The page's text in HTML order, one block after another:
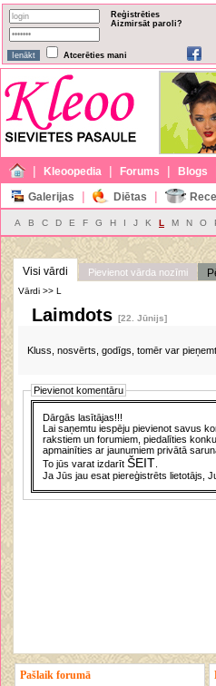
Reģistrēties
Aizmirsāt paroli?
Atcerēties mani
| Kleoopedia | Forums | Blogs
Galerijas | Diētas |
A B C D E F G H I J K L M N O
Visi vārdi Pievienot vārda nozīmi
Vārdi >> L
Laimdots [22. Jūnijs]
Kluss, nosvērts, godīgs, tomēr var
Pievienot komentāru
Dārgās lasītājas!!!
Lai saņemtu iespēju pievienot savus
rakstiem un forumiem, piedalīties
apmainīties ar jaunumiem privātā
To jūs varat izdarītŠEIT
Ja Jūs jau esat piereģistrēts lietotājs,
Pašlaik forumā